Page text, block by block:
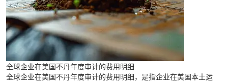
全球企业在美国不丹年度审计的费用明细
全球企业在美国不丹年度审计的费用明细，是指企业在美国本土运